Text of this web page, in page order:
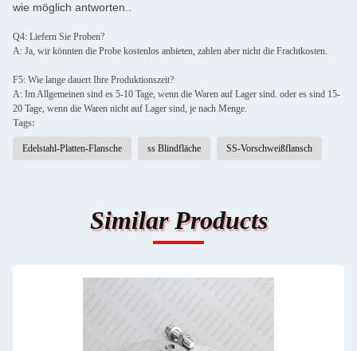
wie möglich antworten..
Q4: Liefern Sie Proben?
A: Ja, wir könnten die Probe kostenlos anbieten, zahlen aber nicht die Frachtkosten.
F5: Wie lange dauert Ihre Produktionszeit?
A: Im Allgemeinen sind es 5-10 Tage, wenn die Waren auf Lager sind. oder es sind 15-
20 Tage, wenn die Waren nicht auf Lager sind, je nach Menge.
Tags:
Edelstahl-Platten-Flansche ss Blindfläche SS-Vorschweißflansch
Similar Products